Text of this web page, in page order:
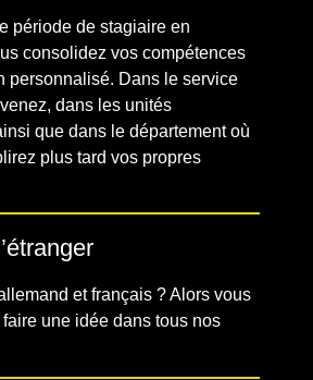
période de stagiaire en
consolidez vos compétences
personnalisé. Dans le service
dans les unités
que dans le département où
plus tard vos propres
et français ? Alors vous
une idée dans tous nos